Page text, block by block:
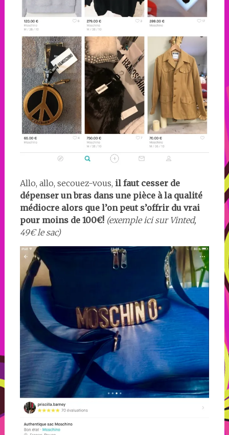
Allo, allo, secouez-vous, il faut cesser de
dépenser un bras dans une pièce à la qualité
médiocre alors que l’on peut s’offrir du vrai
pour moins de 100€! (exemple ici sur Vinted,
49€ le sac)